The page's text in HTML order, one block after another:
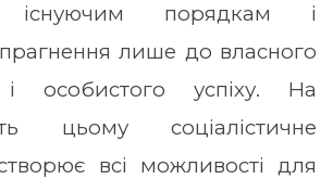
існуючим порядкам і
лише до власного
і особистого успіху. На
цьому соціалістичне
всі можливості для